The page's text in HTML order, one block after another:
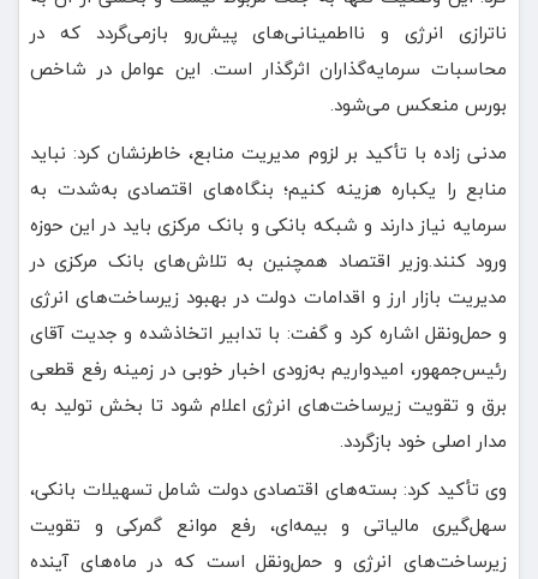
ناترازی انرژی و نااطمینانی‌های پیش‌رو بازمی‌گردد که در
محاسبات سرمایه‌گذاران اثرگذار است. این عوامل در شاخص
بورس منعکس می‌شود.
مدنی زاده با تأکید بر لزوم مدیریت منابع، خاطرنشان کرد: نباید
منابع را یکباره هزینه کنیم؛ بنگاه‌های اقتصادی به‌شدت به
سرمایه نیاز دارند و شبکه بانکی و بانک مرکزی باید در این حوزه
ورود کنند.وزیر اقتصاد همچنین به تلاش‌های بانک مرکزی در
مدیریت بازار ارز و اقدامات دولت در بهبود زیرساخت‌های انرژی
و حمل‌ونقل اشاره کرد و گفت: با تدابیر اتخاذشده و جدیت آقای
رئیس‌جمهور، امیدواریم به‌زودی اخبار خوبی در زمینه رفع قطعی
برق و تقویت زیرساخت‌های انرژی اعلام شود تا بخش تولید به
مدار اصلی خود بازگردد.
وی تأکید کرد: بسته‌های اقتصادی دولت شامل تسهیلات بانکی،
سهل‌گیری مالیاتی و بیمه‌ای، رفع موانع گمرکی و تقویت
زیرساخت‌های انرژی و حمل‌ونقل است که در ماه‌های آینده